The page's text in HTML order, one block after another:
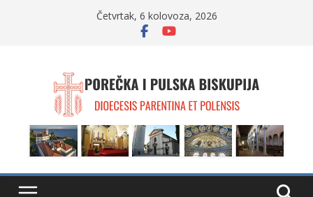
Četvrtak, 6 kolovoza, 2026